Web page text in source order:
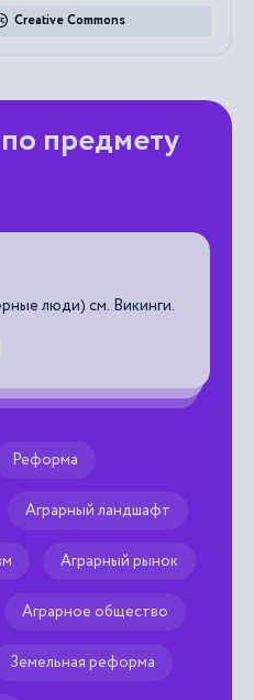
Creative Commons
предмету
люди) см. Викинги.
Реформа
Аграрный ландшафт
Аграрный рынок
Аграрное общество
Земельная реформа